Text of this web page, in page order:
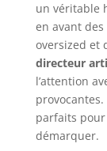
un véritable
en avant des
oversized et
directeur
l’attention
provocantes.
parfaits
démarquer.